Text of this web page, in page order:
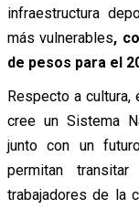
infraestructura
más vulnerables,
de pesos para el
Respecto a cultura,
cree un Sistema
junto con un
permitan
trabajadores de la